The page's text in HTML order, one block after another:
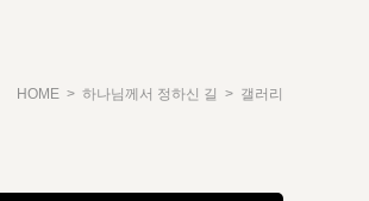
HOME > 하나님께서 정하신 길 > 갤러리